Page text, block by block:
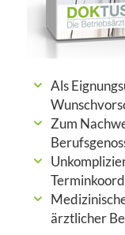
Als
Zum
ärztlicher